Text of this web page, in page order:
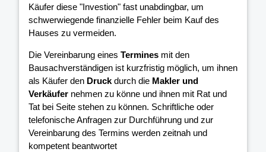
Käufer diese "Investion" fast unabdingbar, um
schwerwiegende finanzielle Fehler beim Kauf des
Hauses zu vermeiden.
Die Vereinbarung eines Termines mit den
Bausachverständigen ist kurzfristig möglich, um ihnen
als Käufer den Druckdurch die Makler und
Verkäufer nehmen zu könne und ihnen mit Rat und
Tat bei Seite stehen zu können. Schriftliche oder
telefonische Anfragen zur Durchführung und zur
Vereinbarung des Termins werden zeitnah und
kompetent beantwortet